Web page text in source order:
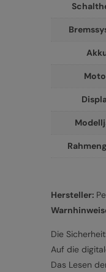
Hersteller:
Die
Auf die
Das Lesen